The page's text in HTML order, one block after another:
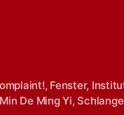
, Fenster,
De Ming Yi,